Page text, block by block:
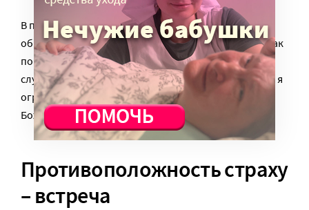
В последнее время в нашем «Ковчеге» появились
общины в Индии и там есть люди другой религии; как
понять их? Может быть, главное в опыте встречи —
слушать друг друга. Так рушатся те стены, которыми я
ограждаю себя, и так я понимаю, что я и есть чадо
Божие.
Противоположность страху
– встреча